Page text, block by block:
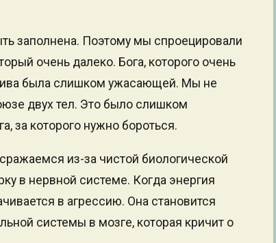
заполнена. Поэтому мы спроецировали
очень далеко. Бога, которого очень
была слишком ужасающей. Мы не
двух тел. Это было слишком
за которого нужно бороться.
из-за чистой биологической
в нервной системе. Когда энергия
в агрессию. Она становится
системы в мозге, которая кричит о